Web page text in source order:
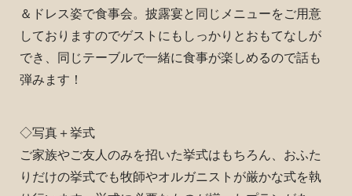
＆ドレス姿で食事会。披露宴と同じメニューをご用意
しておりますのでゲストにもしっかりとおもてなしが
でき、同じテーブルで一緒に食事が楽しめるので話も
弾みます！
◇写真＋挙式
ご家族やご友人のみを招いた挙式はもちろん、おふた
りだけの挙式でも牧師やオルガニストが厳かな式を執